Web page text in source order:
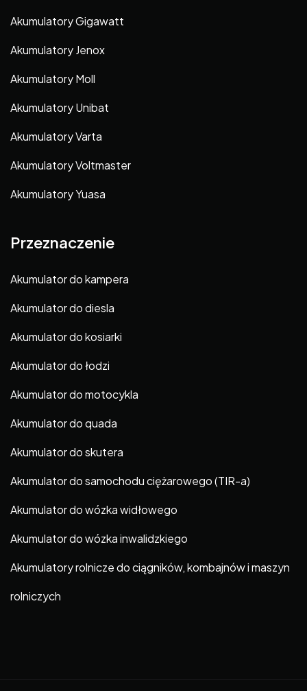
Akumulatory Gigawatt
Akumulatory Jenox
Akumulatory Moll
Akumulatory Unibat
Akumulatory Varta
Akumulatory Voltmaster
Akumulatory Yuasa
Przeznaczenie
Akumulator do kampera
Akumulator do diesla
Akumulator do kosiarki
Akumulator do łodzi
Akumulator do motocykla
Akumulator do quada
Akumulator do skutera
Akumulator do samochodu ciężarowego (TIR-a)
Akumulator do wózka widłowego
Akumulator do wózka inwalidzkiego
Akumulatory rolnicze do ciągników, kombajnów i maszyn
rolniczych